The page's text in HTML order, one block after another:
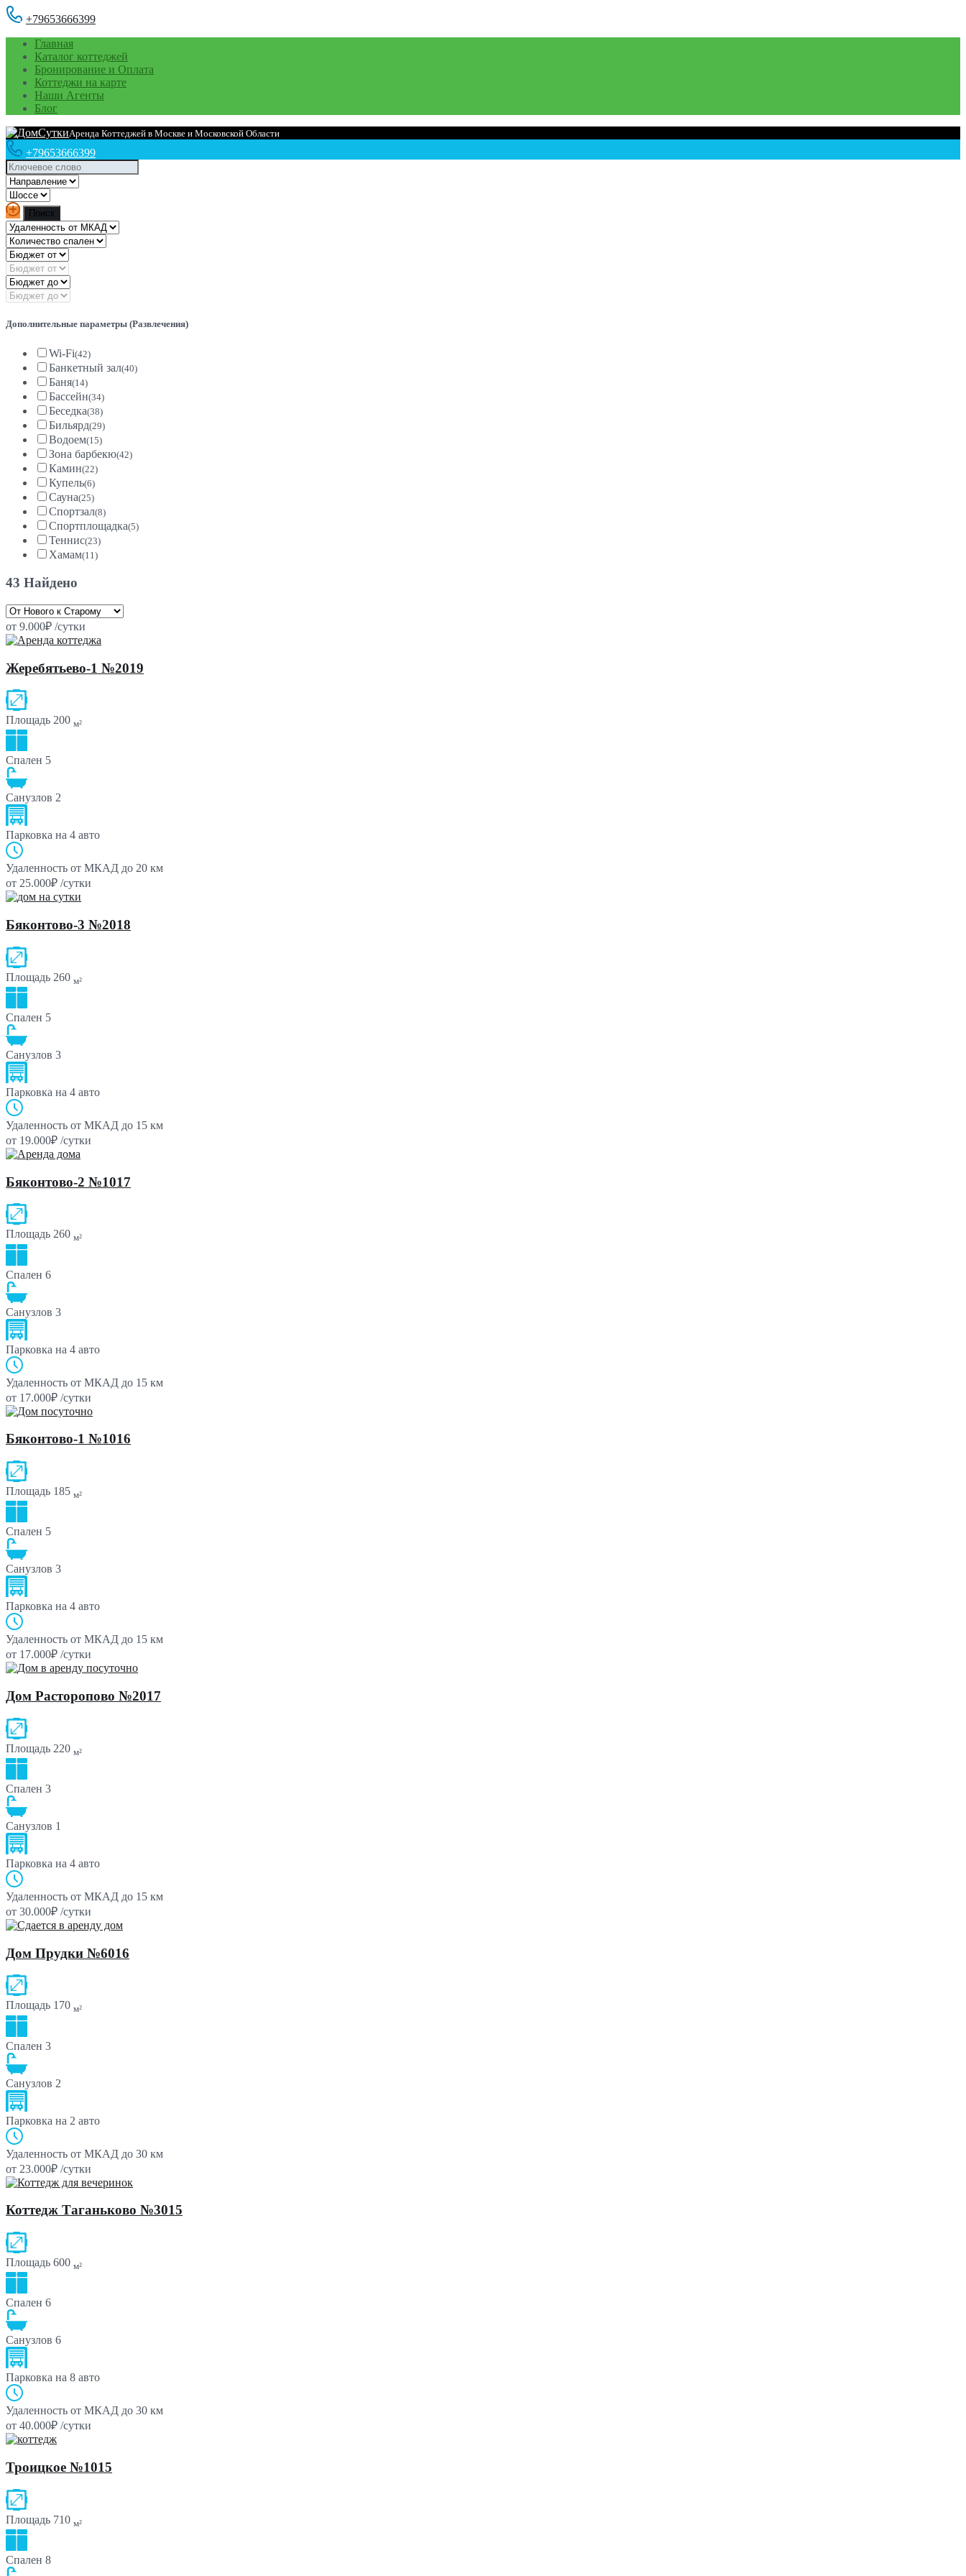
+79653666399
Главная
Каталог коттеджей
Бронирование и Оплата
Коттеджи на карте
Наши Агенты
Блог
Аренда Коттеджей в Москве и Московской Области
+79653666399
Дополнительные параметры (Развлечения)
Wi-Fi(42)
Банкетный зал(40)
Баня(14)
Бассейн(34)
Беседка(38)
Бильярд(29)
Водоем(15)
Зона барбекю(42)
Камин(22)
Купель(6)
Сауна(25)
Спортзал(8)
Спортплощадка(5)
Теннис(23)
Хамам(11)
43 Найдено
от 9.000₽ /сутки
Жеребятьево-1 №2019
Площадь 200 м²
Спален 5
Санузлов 2
Парковка на 4 авто
Удаленность от МКАД до 20 км
от 25.000₽ /сутки
Бяконтово-3 №2018
Площадь 260 м²
Спален 5
Санузлов 3
Парковка на 4 авто
Удаленность от МКАД до 15 км
от 19.000₽ /сутки
Бяконтово-2 №1017
Площадь 260 м²
Спален 6
Санузлов 3
Парковка на 4 авто
Удаленность от МКАД до 15 км
от 17.000₽ /сутки
Бяконтово-1 №1016
Площадь 185 м²
Спален 5
Санузлов 3
Парковка на 4 авто
Удаленность от МКАД до 15 км
от 17.000₽ /сутки
Дом Расторопово №2017
Площадь 220 м²
Спален 3
Санузлов 1
Парковка на 4 авто
Удаленность от МКАД до 15 км
от 30.000₽ /сутки
Дом Прудки №6016
Площадь 170 м²
Спален 3
Санузлов 2
Парковка на 2 авто
Удаленность от МКАД до 30 км
от 23.000₽ /сутки
Коттедж Таганьково №3015
Площадь 600 м²
Спален 6
Санузлов 6
Парковка на 8 авто
Удаленность от МКАД до 30 км
от 40.000₽ /сутки
Троицкое №1015
Площадь 710 м²
Спален 8